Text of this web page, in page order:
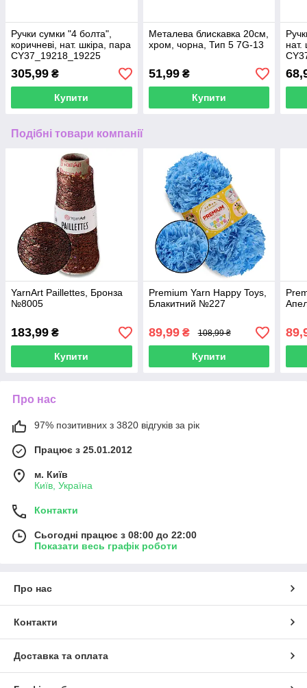
Ручки сумки "4 болта",
коричневі, нат. шкіра, пара
CY37_19218_19225
305,99 ₴
Купити
Металева блискавка 20см,
хром, чорна, Тип 5 7G-13
51,99₴
Купити
нат.
Подібні товари компанії
YarnArt Paillettes, Бронза
№8005
183,99 ₴
Купити
Premium Yarn Happy Toys,
Блакитний №227
89,99₴ 108,99 ₴
Купити
Про нас
97% позитивних з 3820 відгуків за рік
Працює з 25.01.2012
м. Київ
Київ, Україна
Контакти
Сьогодні працює з 08:00 до 22:00
Показати весь графік роботи
Про нас
Контакти
Доставка та оплата